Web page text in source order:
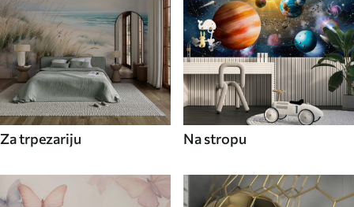
Za trpezariju Na stropu